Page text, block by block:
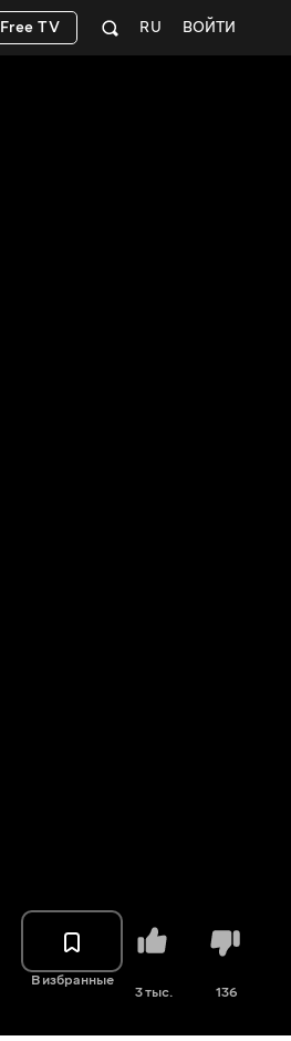
ВОЙТИ
RU
Free TV
В избранные
3 тыс. 136